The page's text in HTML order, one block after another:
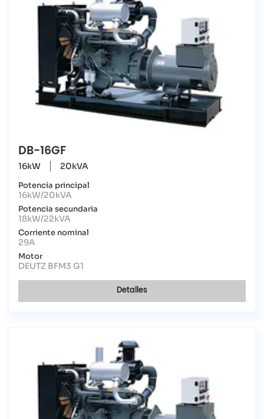
DB-16GF
16kW 20kVA
Potencia principal
16kW/20kVA
Potencia secundaria
18kW/22kVA
Corriente nominal
29A
Motor
DEUTZ BFM3 G1
Detalles